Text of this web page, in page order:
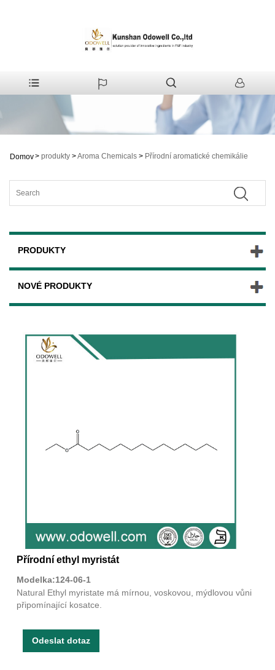
Domov> produkty >Aroma Chemicals > Přírodní aromatické chemikálie
PRODUKTY
NOVÉ PRODUKTY
Přírodní ethyl myristát
Modelka:124-06-1
Natural Ethyl myristate má mírnou, voskovou, mýdlovou vůni
připomínající kosatce.
Odeslat dotaz